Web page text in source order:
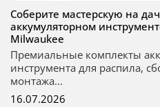
Соберите мастерскую на
аккумуляторном
Milwaukee
Премиальные комплекты
инструмента для распила,
монтажа...
16.07.2026